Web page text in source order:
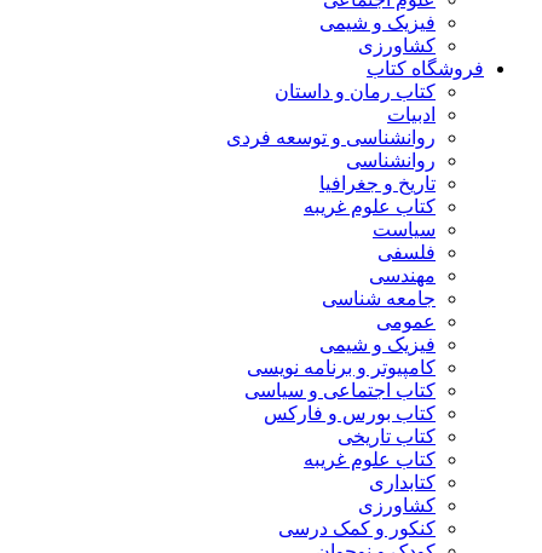
فیزیک و شیمی
کشاورزی
فروشگاه کتاب
کتاب رمان و داستان
ادبیات
روانشناسی و توسعه فردی
روانشناسی
تاریخ و جغرافیا
کتاب علوم غریبه
سیاست
فلسفی
مهندسی
جامعه شناسی
عمومی
فیزیک و شیمی
کامپیوتر و برنامه نویسی
کتاب اجتماعی و سیاسی
کتاب بورس و فارکس
کتاب تاریخی
کتاب علوم غریبه
کتابداری
کشاورزی
کنکور و کمک‌ درسی